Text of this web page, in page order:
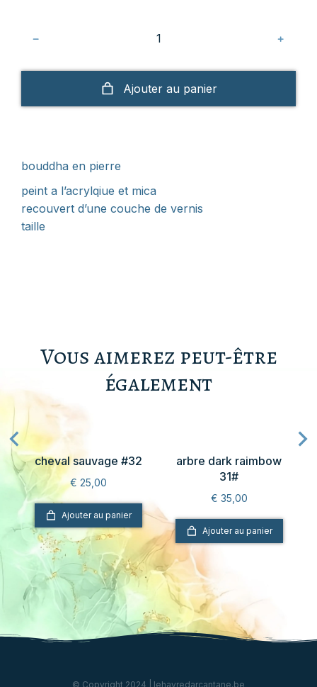
﹣ ﹢
Ajouter au panier
bouddha en pierre
peint a l’acrylqiue et mica
recouvert d’une couche de vernis
taille
Vous aimerez peut-être
également
cheval sauvage #32
€ 25,00
Ajouter au panier
arbre dark raimbow
31#
€ 35,00
Ajouter au panier
© Copyright 2024 | lehavredarcantane.be